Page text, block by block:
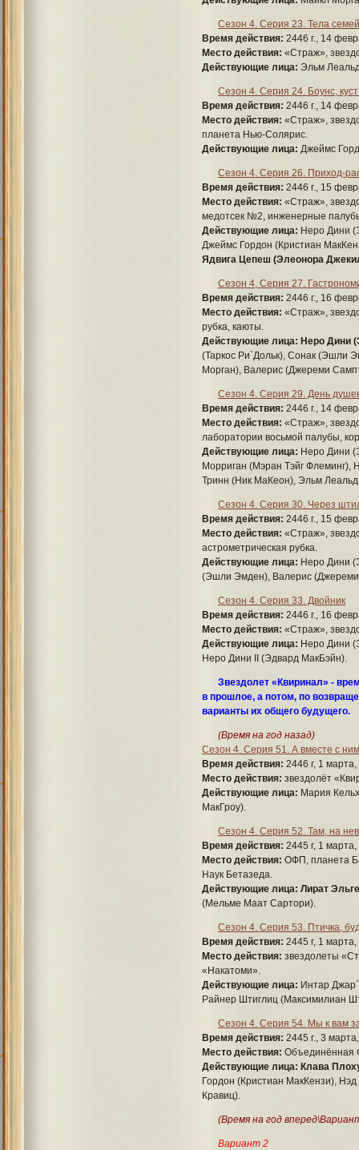
Сезон 4. Серия 23. Тела
Время действия: 2446 г., 14
Место действия: «Страж»,
Действующие лица: Эльм
Сезон 4. Серия 24. Боунс,
Время действия: 2446 г., 14
Место действия: «Страж»,
планета Нью-Солярис.
Действующие лица: Джеймс
Сезон 4. Серия 26. Приход-
Время действия: 2446 г., 15
Место действия: «Страж»,
медотсек №2, инженерные
Действующие лица: Неро Дини
Джеймс Гордон (Кристиан
Ядвига Цепеш (Элеонора
Сезон 4, Серия 27.
Время действия: 2446 г., 16
Место действия: «Страж»,
рубка, каюты.
Действующие лица: Неро Дини
(Таркос Ри`Дольк), Сонак (Эшли
Морган), Валерис (Джереми
Сезон 4. Серия 29. День
Время действия: 2446 г., 14
Место действия: «Страж»,
лаборатории восьмой палубы,
Действующие лица: Неро Дини
Морриган (Мэран Тэйг
Тринн (Ник МаКеон), Эльм
Сезон 4. Серия 30. Через
Время действия: 2446 г., 15
Место действия: «Страж»,
астрометрическая рубка.
Действующие лица: Неро Дини
(Эшли Эмден), Валерис
Сезон 4. Серия 33. Двойник
Время действия: 2446 г., 16
Место действия: «Страж»,
Действующие лица: Неро Дини
Неро Дини II (Эдвард МакБэйн).
Звездолет «Квиринал» -
в прошлое, а потом, по
варианты их общего будущего.
(Время на год назад)
Сезон 4. Серия 51. А вместе с
Время действия: 2446 г, 1
Место действия: звездолёт
Действующие лица: Мария
МакГроу).
Сезон 4. Серия 52. Там, на
Время действия: 2445 г, 1
Место действия: ОФП, планета
Наук Бетазеда.
Действующие лица: Лират
(Мельме Маат Сартори).
Сезон 4. Серия 53. Птичка,
Время действия: 2445 г, 1
Место действия: звездолеты
«Накатоми».
Действующие лица: Интар
Райнер Штиглиц (Максимилиан
Сезон 4. Серия 54. Мы к вам
Время действия: 2445 г., 3
Место действия: Объединённая
Действующие лица: Клава
Гордон (Кристиан МакКензи),
Кравиц).
(Время на год
Вариант 2